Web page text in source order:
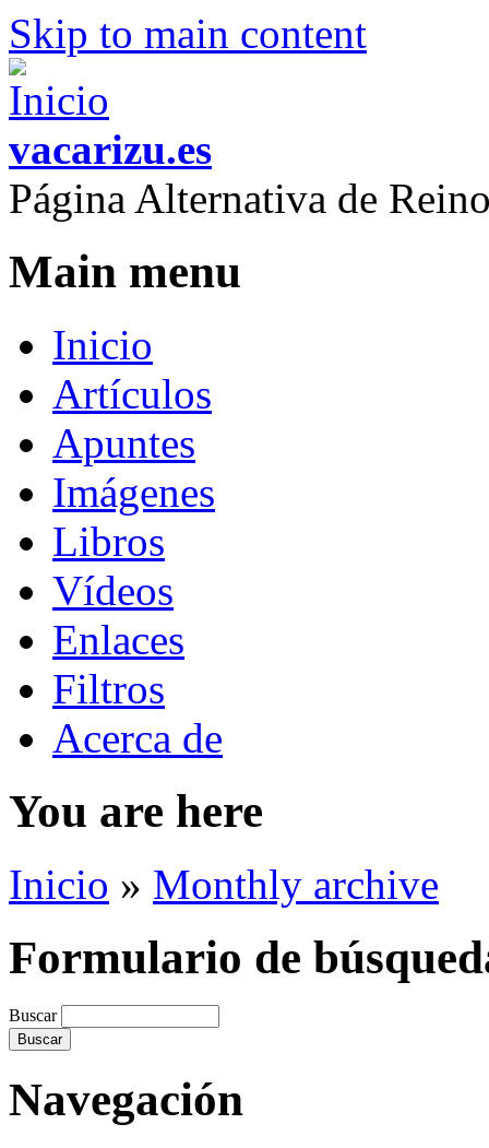
Skip to main content
vacarizu.es
Página Alternativa de
Main menu
Inicio
Artículos
Apuntes
Imágenes
Libros
Vídeos
Enlaces
Filtros
Acerca de
You are here
Inicio » Monthly archive
Formulario de
Buscar
Navegación